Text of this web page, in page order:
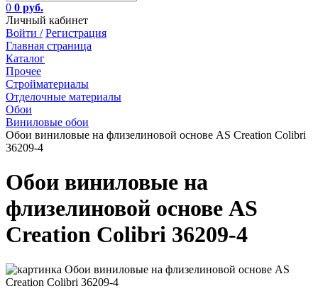
0 0 руб.
Личный кабинет
Войти / Регистрация
Главная страница
Каталог
Прочее
Стройматериалы
Отделочные материалы
Обои
Виниловые обои
Обои виниловые на флизелиновой основе AS Creation Colibri
36209-4
Обои виниловые на
флизелиновой основе AS
Creation Colibri 36209-4